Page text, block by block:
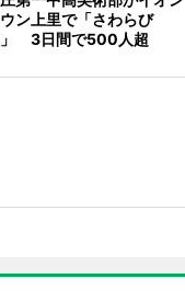
ン上里で「さわらび
」 3日間で500人超